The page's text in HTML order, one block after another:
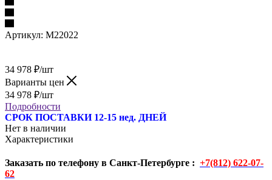
Артикул: M22022
34 978 ₽/шт
Варианты цен
34 978 ₽/шт
Подробности
СРОК ПОСТАВКИ 12-15 нед. ДНЕЙ
Нет в наличии
Характеристики
Заказать по телефону в Санкт-Петербурге : +7(812) 622-07-
62